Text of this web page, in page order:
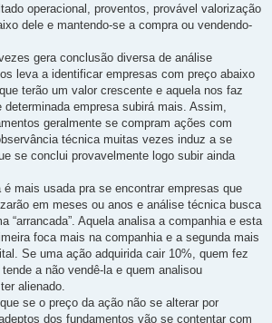
operacional, proventos, provável valorização
dele e mantendo-se a compra ou vendendo-
gera conclusão diversa de análise
leva a identificar empresas com preço abaixo
terão um valor crescente e aquela nos faz
empresa subirá mais. Assim,
geralmente se compram ações com
técnica muitas vezes induz a se
se conclui provavelmente logo subir ainda
mais usada pra se encontrar empresas que
em meses ou anos e análise técnica busca
“arrancada”. Aquela analisa a companhia e esta
foca mais na companhia e a segunda mais
Se uma ação adquirida cair 10%, quem fez
a não vendê-la e quem analisou
alienado.
se o preço da ação não se alterar por
dos fundamentos vão se contentar com